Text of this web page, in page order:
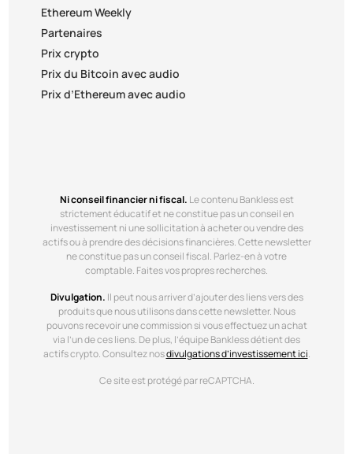
Ethereum Weekly
Partenaires
Prix crypto
Prix du Bitcoin avec audio
Prix d’Ethereum avec audio
Ni conseil financier ni fiscal. Le contenu Bankless est
strictement éducatif et ne constitue pas un conseil en
investissement ni une sollicitation à acheter ou vendre des
actifs ou à prendre des décisions financières. Cette newsletter
ne constitue pas un conseil fiscal. Parlez-en à votre
comptable. Faites vos propres recherches.
Divulgation. Il peut nous arriver d’ajouter des liens vers des
produits que nous utilisons dans cette newsletter. Nous
pouvons recevoir une commission si vous effectuez un achat
via l’un de ces liens. De plus, l’équipe Bankless détient des
actifs crypto. Consultez nosdivulgations d’investissement ici.
Ce site est protégé par reCAPTCHA.